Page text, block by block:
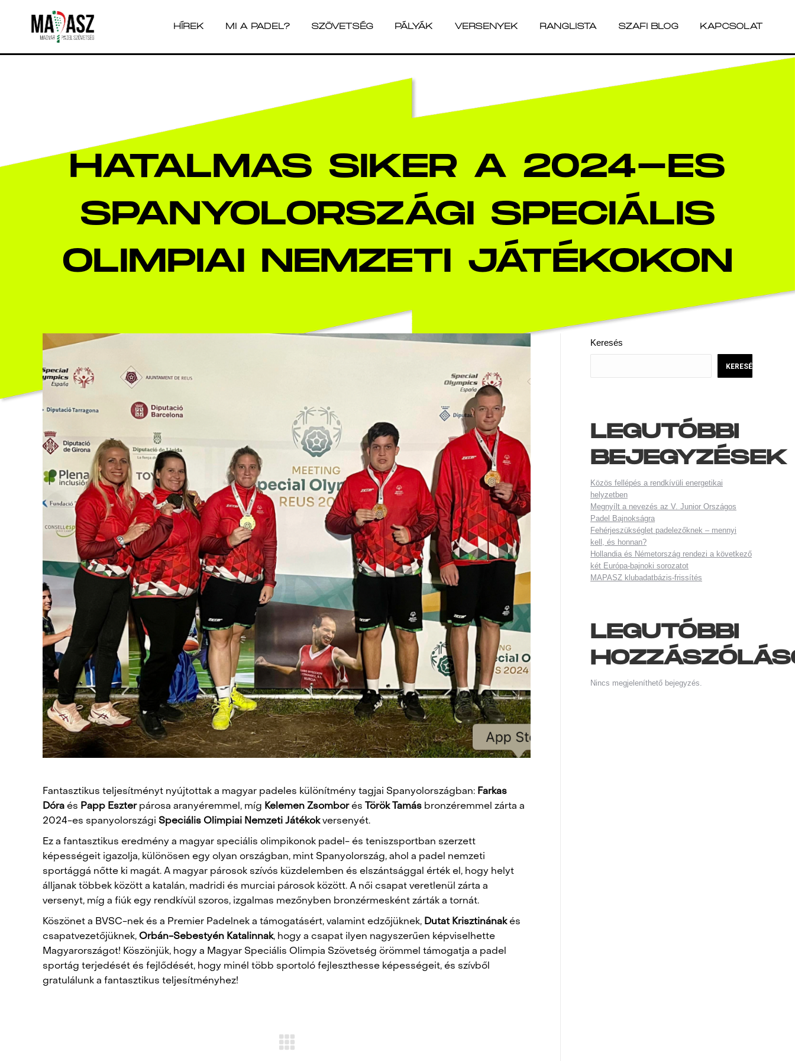
HÍREK MI A PADEL? SZÖVETSÉG PÁLYÁK VERSENYEK RANGLISTA SZAFI BLOG KAPCSOLAT
HATALMAS SIKER A 2024-ES
SPANYOLORSZÁGI SPECIÁLIS
OLIMPIAI NEMZETI JÁTÉKOKON
Fantasztikus teljesítményt nyújtottak a magyar padeles különítmény tagjai Spanyolországban: Farkas
Dóra és Papp Eszterpárosa aranyéremmel, míg Kelemen Zsomborés Török Tamás bronzéremmel zárta a
2024-es spanyolországi Speciális Olimpiai Nemzeti Játékokversenyét.
Ez a fantasztikus eredmény a magyar speciális olimpikonok padel- és teniszsportban szerzett
képességeit igazolja, különösen egy olyan országban, mint Spanyolország, ahol a padel nemzeti
sportággá nőtte ki magát. A magyar párosok szívós küzdelemben és elszántsággal érték el, hogy helyt
álljanak többek között a katalán, madridi és murciai párosok között. A női csapat veretlenül zárta a
versenyt, míg a fiúk egy rendkívül szoros, izgalmas mezőnyben bronzérmesként zárták a tornát.
Köszönet a BVSC-nek és a Premier Padelnek a támogatásért, valamint edzőjüknek, Dutat Krisztinánakés
csapatvezetőjüknek, Orbán-Sebestyén Katalinnak, hogy a csapat ilyen nagyszerűen képviselhette
Magyarországot! Köszönjük, hogy a Magyar Speciális Olimpia Szövetség örömmel támogatja a padel
sportág terjedését és fejlődését, hogy minél több sportoló fejleszthesse képességeit, és szívből
gratulálunk a fantasztikus teljesítményhez!
Keresés
KERESÉS
LEGUTÓBBI
BEJEGYZÉSEK
Közös fellépés a rendkívüli energetikai
helyzetben
Megnyílt a nevezés az V. Junior Országos
Padel Bajnokságra
Fehérjeszükséglet padelezőknek – mennyi
kell, és honnan?
Hollandia és Németország rendezi a következő
két Európa-bajnoki sorozatot
MAPASZ klubadatbázis-frissítés
LEGUTÓBBI
Nincs megjeleníthető bejegyzés.